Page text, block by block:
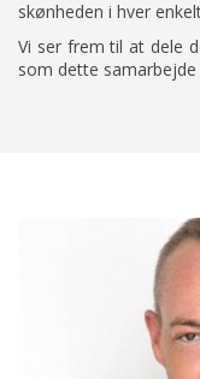
skønheden i hver
Vi ser frem til at dele
som dette samarbejde